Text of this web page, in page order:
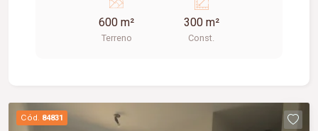
área construída, distribuídos de forma funcional
para atender às necessidades do seu negócio. O
espaço principal conta com um amplo salão de
dos fundos, o imóvel oferece 3 salas que podem
ser utilizadas como escritórios ou áreas
600 m²
Terreno
300 m²
Const.
Cód. 84831